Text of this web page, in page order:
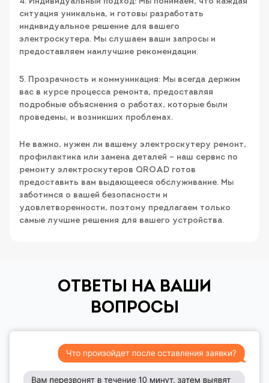
ситуация уникальна, и готовы разработать
индивидуальное решение для вашего
электроскутера. Мы слушаем ваши запросы и
предоставляем наилучшие рекомендации.
5. Прозрачность и коммуникация: Мы всегда держим
вас в курсе процесса ремонта, предоставляя
подробные объяснения о работах, которые были
проведены, и возникших проблемах.
Не важно, нужен ли вашему электроскутеру ремонт,
профилактика или замена деталей – наш сервис по
ремонту электроскутеров QROAD готов
предоставить вам выдающееся обслуживание. Мы
заботимся о вашей безопасности и
удовлетворенности, поэтому предлагаем только
самые лучшие решения для вашего устройства.
ОТВЕТЫ НА ВАШИ
ВОПРОСЫ